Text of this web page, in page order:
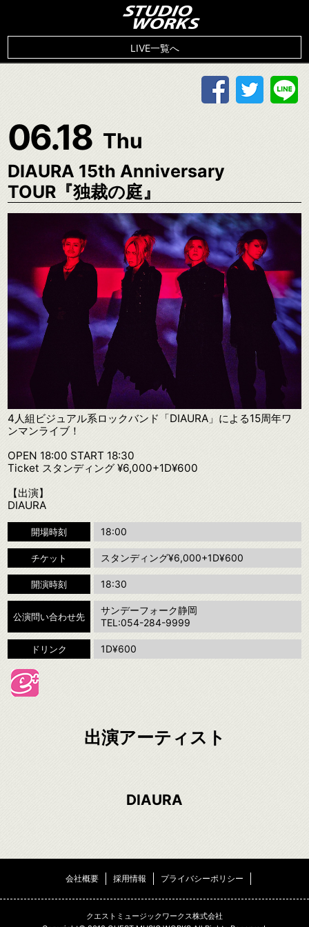
LIVE一覧へ
06.18 Thu
DIAURA 15th Anniversary
TOUR『独裁の庭』
4人組ビジュアル系ロックバンド「DIAURA」による15周年ワ
ンマンライブ！
OPEN 18:00 START 18:30
Ticket スタンディング ¥6,000+1D¥600
【出演】
DIAURA
開場時刻 18:00
チケット スタンディング¥6,000+1D¥600
開演時刻 18:30
公演問い合わせ先
サンデーフォーク静岡
TEL:054-284-9999
ドリンク 1D¥600
出演アーティスト
DIAURA
会社概要 採用情報 プライバシーポリシー
クエストミュージックワークス株式会社